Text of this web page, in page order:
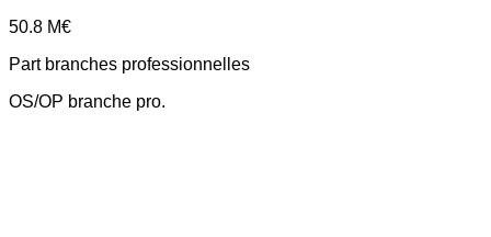
50.8 M€
Part branches professionnelles
OS/OP branche pro.